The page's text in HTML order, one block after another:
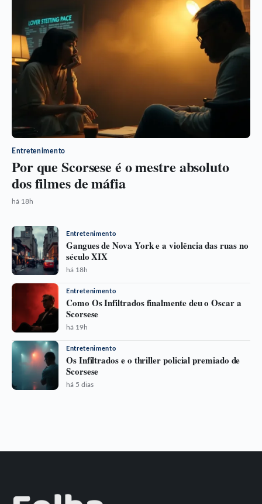
Entretenimento
Por que Scorsese é o mestre absoluto
dos filmes de máfia
há 18h
Entretenimento
Gangues de Nova York e a violência das ruas no
século XIX
há 18h
Entretenimento
Como Os Infiltrados finalmente deu o Oscar a
Scorsese
há 19h
Entretenimento
Os Infiltrados e o thriller policial premiado de
Scorsese
há 5 dias